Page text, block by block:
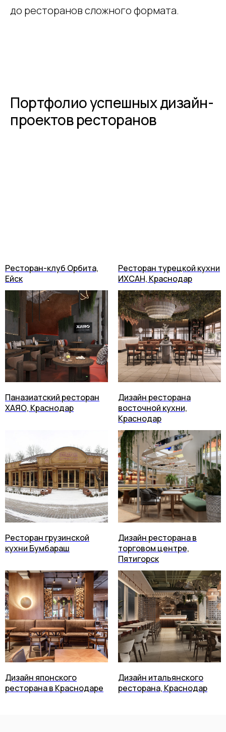
до ресторанов сложного формата.
Портфолио успешных дизайн-
проектов ресторанов
Ресторан-клуб Орбита,
Ейск
Ресторан турецкой кухни
ИХСАН, Краснодар
Паназиатский ресторан
ХАЯО, Краснодар
Дизайн ресторана
восточной кухни,
Краснодар
Ресторан грузинской
кухни Бумбараш
Дизайн ресторана в
торговом центре,
Пятигорск
Дизайн японского
ресторана в Краснодаре
Дизайн итальянского
ресторана, Краснодар